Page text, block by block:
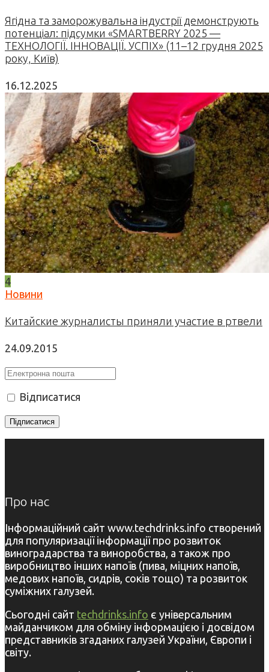
Ягідна та заморожувальна індустрії демонструють
потенціал: підсумки «SMARTBERRY 2025 —
ТЕХНОЛОГІЇ. ІННОВАЦІЇ. УСПІХ» (11–12 грудня 2025
року, Київ)
16.12.2025
4
Новини
Китайские журналисты приняли участие в ртвели
24.09.2015
Відписатися
Про нас
Інформаційний сайт www.techdrinks.info створений
для популяризації інформації про розвиток
виноградарства та виноробства, а також про
виробництво інших напоїв (пива, міцних напоїв,
медових напоїв, сидрів, соків тощо) та розвиток
суміжних галузей.
Сьогодні сайт techdrinks.info є універсальним
майданчиком для обміну інформацією і досвідом
представників згаданих галузей України, Європи і
світу.